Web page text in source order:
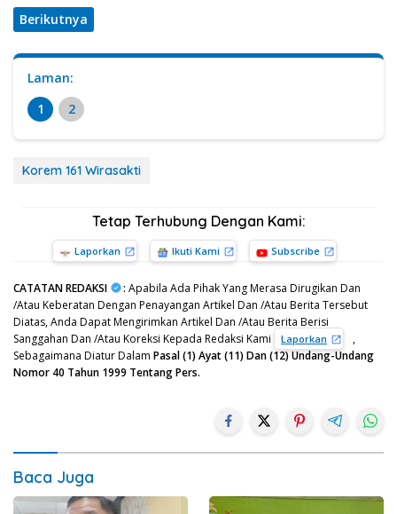
Berikutnya
Laman:
1
2
Korem 161 Wirasakti
Tetap Terhubung Dengan Kami:
Laporkan Ikuti Kami Subscribe
CATATAN REDAKSI : Apabila Ada Pihak Yang Merasa Dirugikan Dan
/Atau Keberatan Dengan Penayangan Artikel Dan /Atau Berita Tersebut
Diatas, Anda Dapat Mengirimkan Artikel Dan /Atau Berita Berisi
Sanggahan Dan /Atau Koreksi Kepada Redaksi Kami
Laporkan
,
Sebagaimana Diatur Dalam Pasal (1) Ayat (11) Dan (12) Undang-Undang
Nomor 40 Tahun 1999 Tentang Pers.
Baca Juga